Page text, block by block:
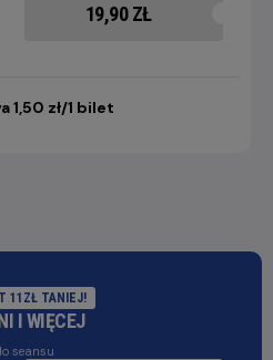
19,90 ZŁ
1,50 zł/1 bilet
11ZŁ TANIEJ!
I WIĘCEJ
seansu